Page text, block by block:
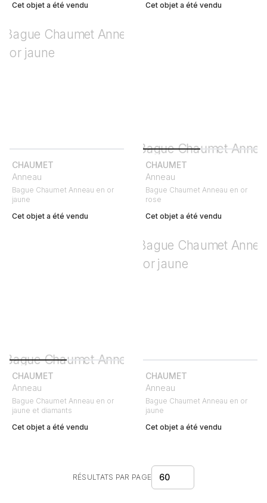
Cet objet a été vendu
Cet objet a été vendu
CHAUMET
Anneau
Bague Chaumet Anneau en or
jaune
Cet objet a été vendu
CHAUMET
Anneau
Bague Chaumet Anneau en or
rose
Cet objet a été vendu
CHAUMET
Anneau
Bague Chaumet Anneau en or
jaune et diamants
Cet objet a été vendu
CHAUMET
Anneau
Bague Chaumet Anneau en or
jaune
Cet objet a été vendu
RÉSULTATS PAR PAGE 60